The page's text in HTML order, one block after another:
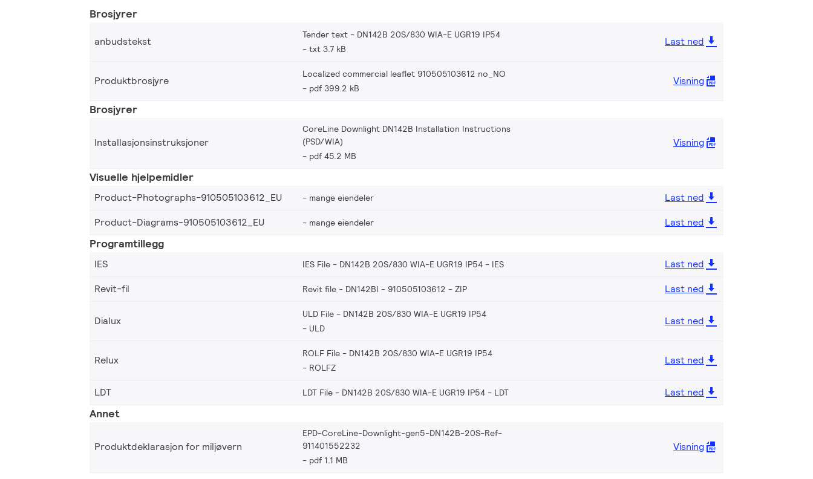
Brosjyrer
anbudstekst
Tender text - DN142B 20S/830 WIA-E UGR19 IP54
txt 3.7 kB
Last ned
Produktbrosjyre
Localized commercial leaflet 910505103612 no_NO
pdf 399.2 kB
Visning
Brosjyrer
Installasjonsinstruksjoner
CoreLine Downlight DN142B Installation Instructions
(PSD/WIA)
pdf 45.2 MB
Visning
Visuelle hjelpemidler
Product-Photographs-910505103612_EU mange eiendeler
Last ned
Product-Diagrams-910505103612_EU
mange eiendeler Last ned
Programtillegg
IES IES File - DN142B 20S/830 WIA-E UGR19 IP54 IES
Last ned
Revit-fil
Revit file - DN142BI - 910505103612 ZIP Last ned
Dialux
ULD File - DN142B 20S/830 WIA-E UGR19 IP54
ULD
Last ned
Relux
ROLF File - DN142B 20S/830 WIA-E UGR19 IP54
ROLFZ
Last ned
LDT LDT File - DN142B 20S/830 WIA-E UGR19 IP54 LDT Last ned
Annet
Produktdeklarasjon for miljøvern
EPD-CoreLine-Downlight-gen5-DN142B-20S-Ref-
911401552232
pdf 1.1 MB
Visning